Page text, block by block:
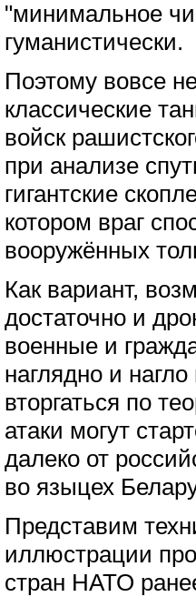
"минимальное
гуманистически.
Поэтому вовсе
классические
войск
при анализе
гигантские
котором враг
вооружённых
Как вариант,
достаточно и
военные и
наглядно и
вторгаться по
атаки могут
далеко от
во языцех
Представим
иллюстрации
стран НАТО